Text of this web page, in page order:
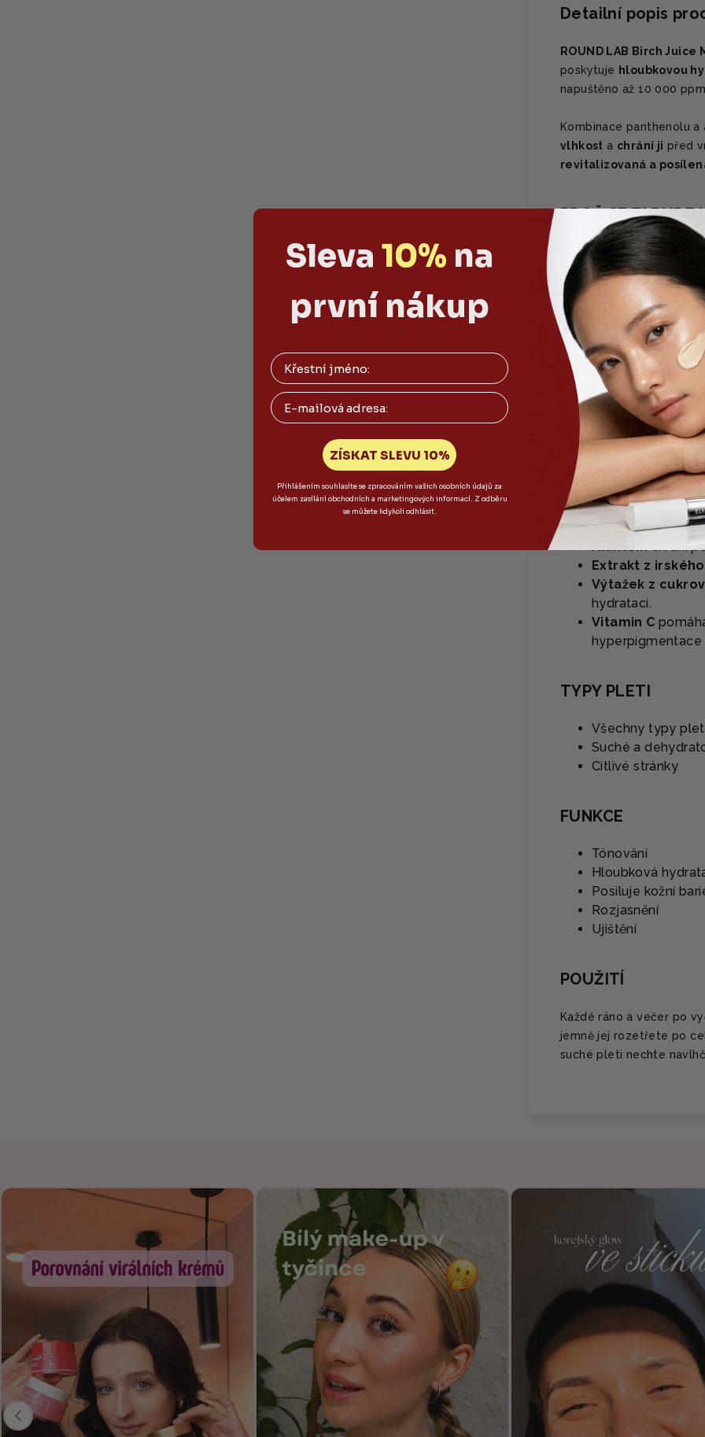
Detailní popis
ROUND LAB Birch
poskytuje hloubkovou
napuštěno až 10 000
Kombinace panthenolu
vlhkost a chrání ji před
revitalizovaná a
PROČ SE TI BUDE
Round Lab Birch Juice
hydrataci a zklidnění
mírně viskózní, ale
hydratace, bariérová
je jemné, lehké, ale
antioxidanty a živiny. Je
HLAVNÍ SLOŽKY
Šťáva z
záněty, čistit a
antioxidantům a
Kyselina
udržovat vlhkost
Panthenol
Alantoinchrání
Extrakt z
Výtažek z
hydrataci.
Vitamin C
hyperpigmentace
TYPY PLETI
Všechny typy
Suché a
Citlivé stránky
FUNKCE
Tónování
Hloubková
Posiluje kožní
Rozjasnění
Ujištění
POUŽITÍ
Každé ráno a večer po
jemně jej rozetřete po
suché pleti nechte
Sleva 10% na
první nákup
Email
ZÍSKAT SLEVU 10%
Přihlášením souhlasíte se zpracováním vašich osobních údajů za
účelem zasílání obchodních a marketingových informací. Z odběru
se můžete kdykoli odhlásit.